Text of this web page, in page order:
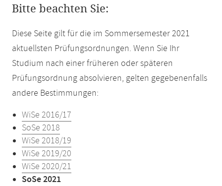
Bitte beachten Sie:
Diese Seite gilt für die im Sommersemester 2021
aktuellsten Prüfungsordnungen. Wenn Sie Ihr
Studium nach einer früheren oder späteren
Prüfungsordnung absolvieren, gelten gegebenenfalls
andere Bestimmungen:
WiSe 2016/17
SoSe 2018
WiSe 2018/19
WiSe 2019/20
WiSe 2020/21
SoSe 2021